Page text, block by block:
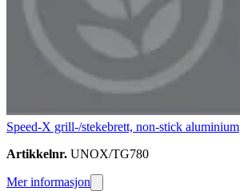
Speed-X grill-/stekebrett, non-stick aluminium
Artikkelnr. UNOX/TG780
Mer informasjon